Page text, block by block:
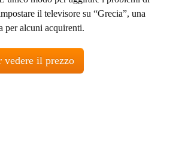
il televisore su “Grecia”, una
per alcuni acquirenti.
vedere il prezzo